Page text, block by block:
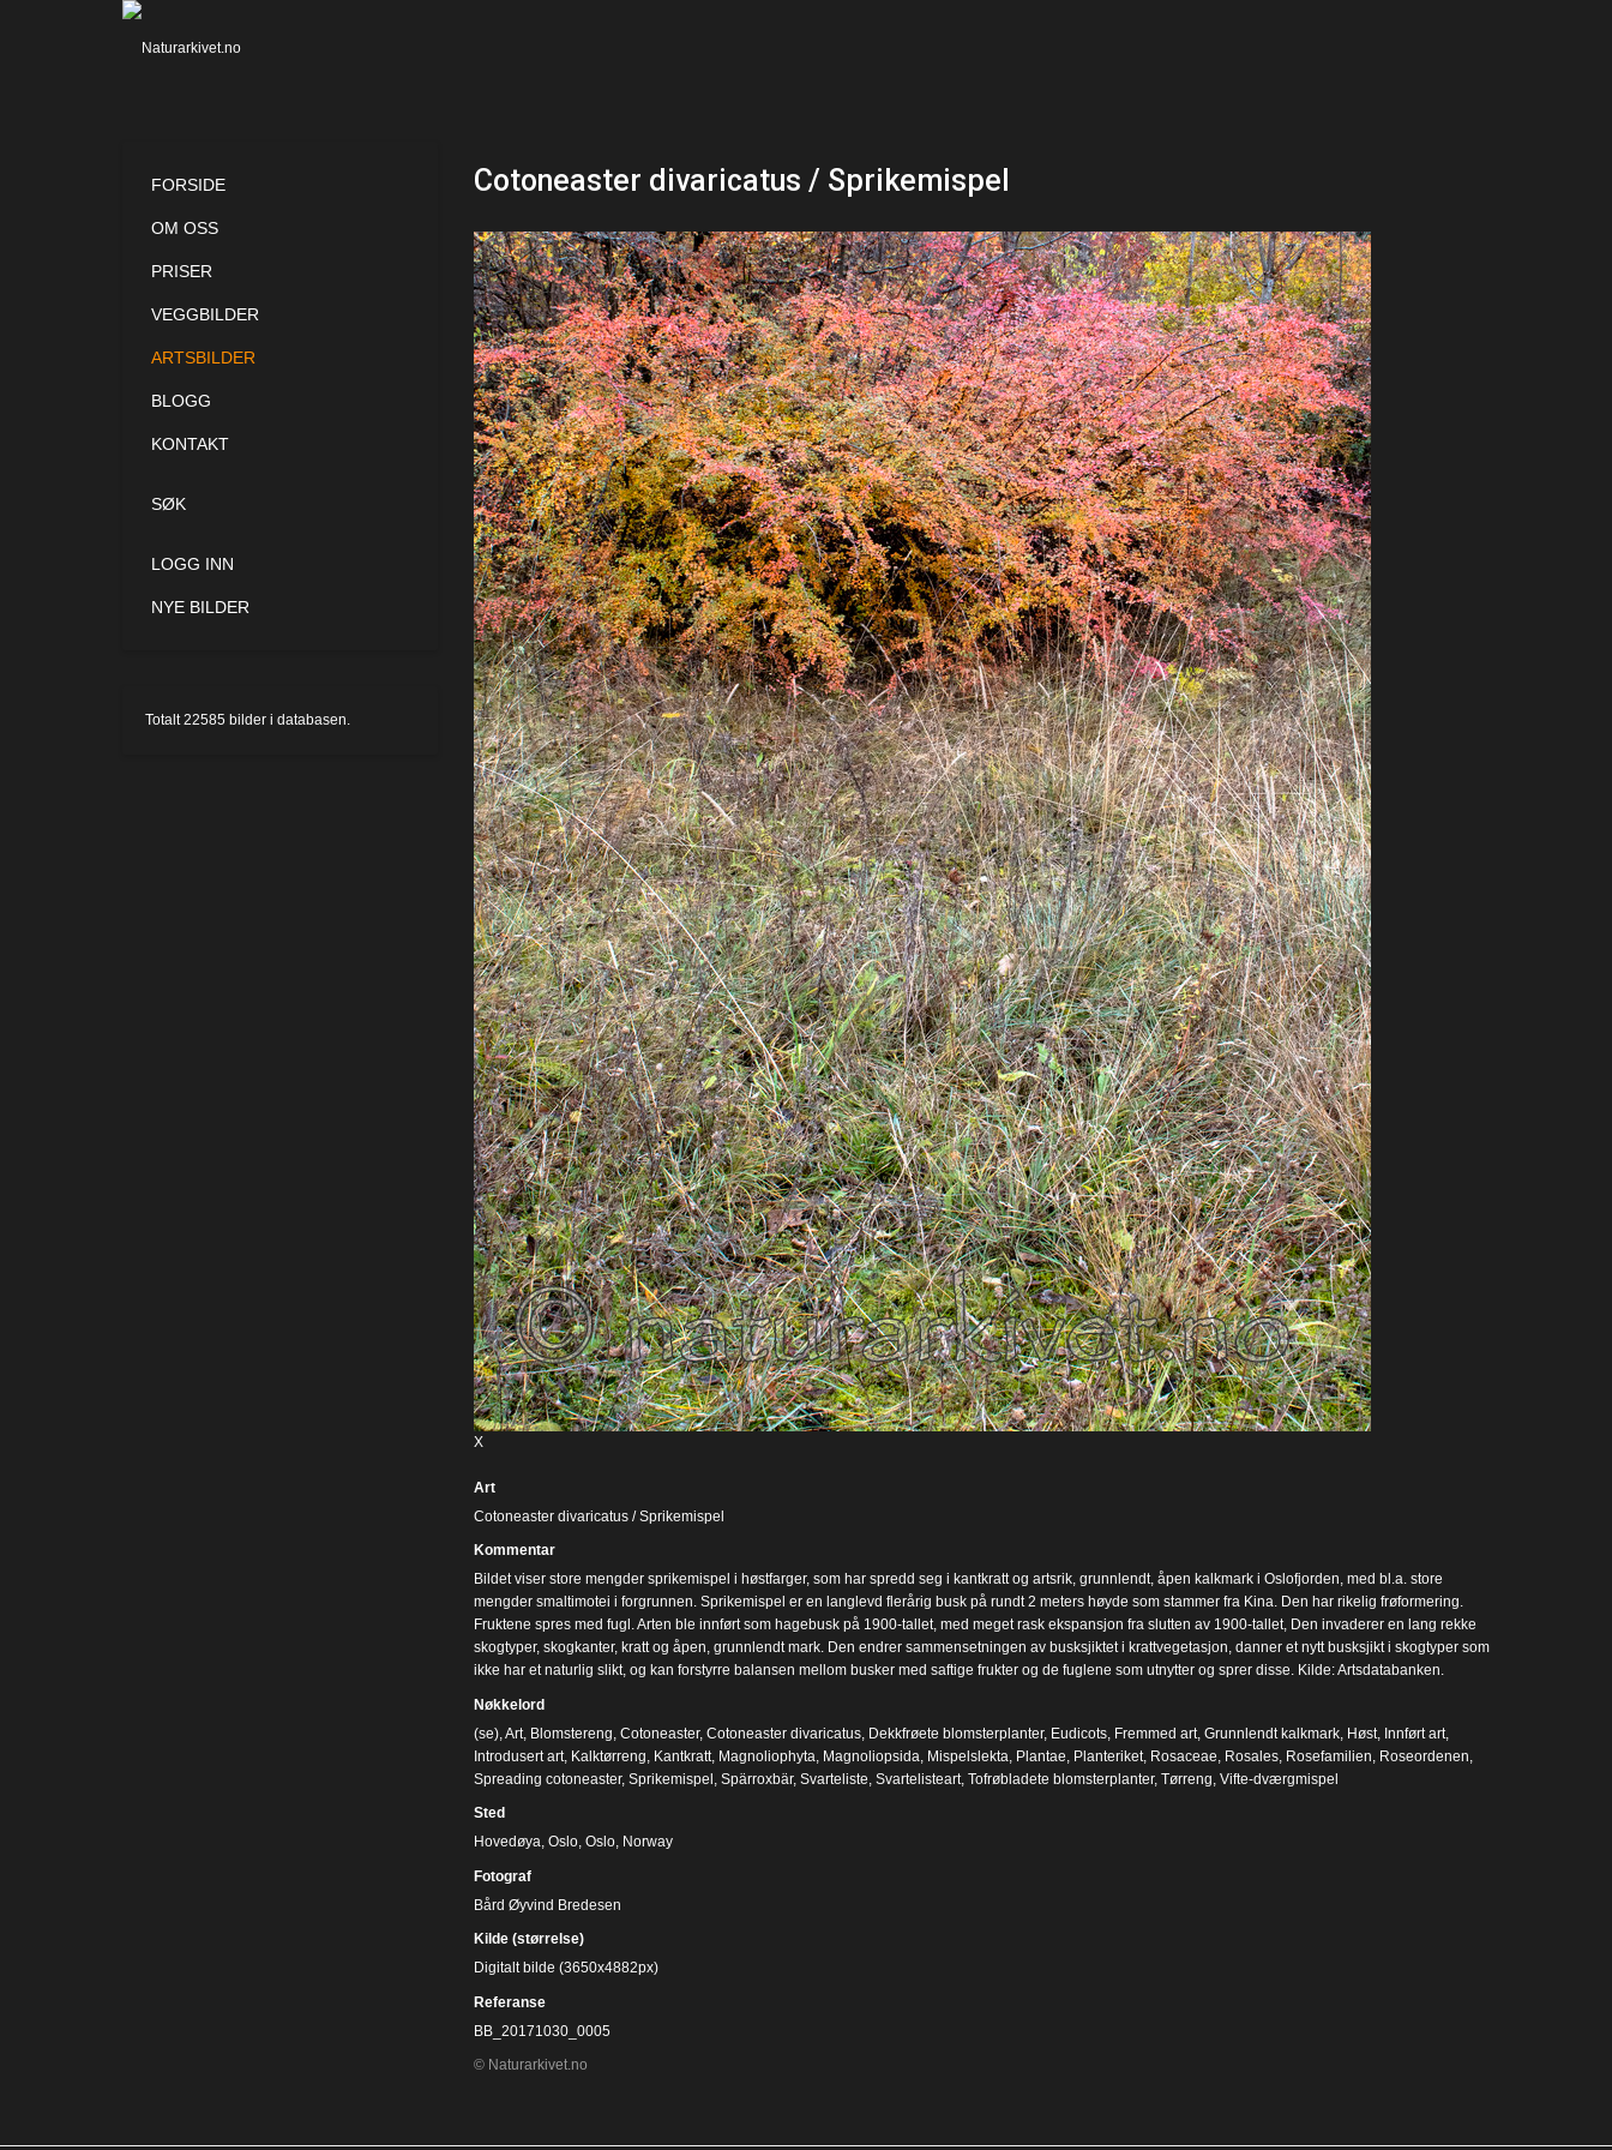
Cotoneaster divaricatus / Sprikemispel
X
Art
Cotoneaster divaricatus / Sprikemispel
Kommentar
Bildet viser store mengder sprikemispel i høstfarger, som har spredd seg i kantkratt og artsrik, grunnlendt, åpen kalkmark i Oslofjorden, med bl.a. store
mengder smaltimotei i forgrunnen. Sprikemispel er en langlevd flerårig busk på rundt 2 meters høyde som stammer fra Kina. Den har rikelig frøformering.
Fruktene spres med fugl. Arten ble innført som hagebusk på 1900-tallet, med meget rask ekspansjon fra slutten av 1900-tallet, Den invaderer en lang rekke
skogtyper, skogkanter, kratt og åpen, grunnlendt mark. Den endrer sammensetningen av busksjiktet i krattvegetasjon, danner et nytt busksjikt i skogtyper som
ikke har et naturlig slikt, og kan forstyrre balansen mellom busker med saftige frukter og de fuglene som utnytter og sprer disse. Kilde: Artsdatabanken.
Nøkkelord
(se), Art, Blomstereng Cotoneaster, Cotoneaster divaricatus, Dekkfrøete blomsterplanter, Eudicots, Fremmed art, Grunnlendt kalkmark, Høst, Innført art,
Introdusert art, Kalktørreng Kantkratt, Magnoliophyta Magnoliopsida Mispelslekta Plantae Planteriket, Rosaceae Rosales, Rosefamilien Roseordenen
Spreading cotoneaster, Sprikemispel Spärroxbär, Svarteliste Svartelisteart, Tofrøbladete blomsterplanter, Tørreng Vifte-dværgmispel
Sted
Hovedøya, Oslo, Oslo, Norway
Fotograf
Bård Øyvind Bredesen
Kilde (størrelse)
Digitalt bilde (3650x4882px)
Referanse
BB_20171030_0005
© Naturarkivet.no
FORSIDE
OM OSS
PRISER
VEGGBILDER
ARTSBILDER
BLOGG
KONTAKT
SØK
LOGG INN
NYE BILDER
Totalt22585 bilder i databasen.